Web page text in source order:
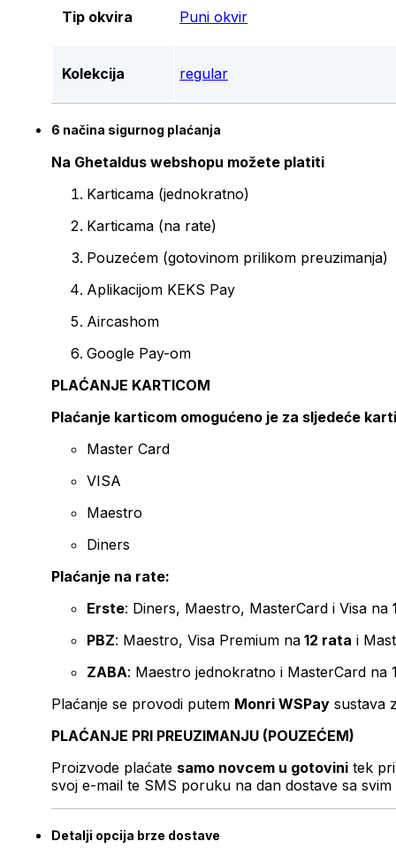
Tip okvira Puni okvir
Kolekcija regular
6 načina sigurnog plaćanja
Na Ghetaldus webshopu možete platiti
Karticama (jednokratno)
Karticama (na rate)
Pouzećem (gotovinom prilikom preuzimanja)
Aplikacijom KEKS Pay
Aircashom
Google Pay-om
PLAĆANJE KARTICOM
Plaćanje karticom omogućeno je za sljedeće
Master Card
VISA
Maestro
Diners
Plaćanje na rate:
Erste: Diners, Maestro, MasterCard i Visa na
PBZ: Maestro, Visa Premium na 12 rata i
ZABA: Maestro jednokratno i MasterCard na
Plaćanje se provodi putem Monri WSPay sustava
PLAĆANJE PRI PREUZIMANJU (POUZEĆEM)
Proizvode plaćate samo novcem u gotovini tek
svoj e-mail te SMS poruku na dan dostave sa svim
Detalji opcija brze dostave